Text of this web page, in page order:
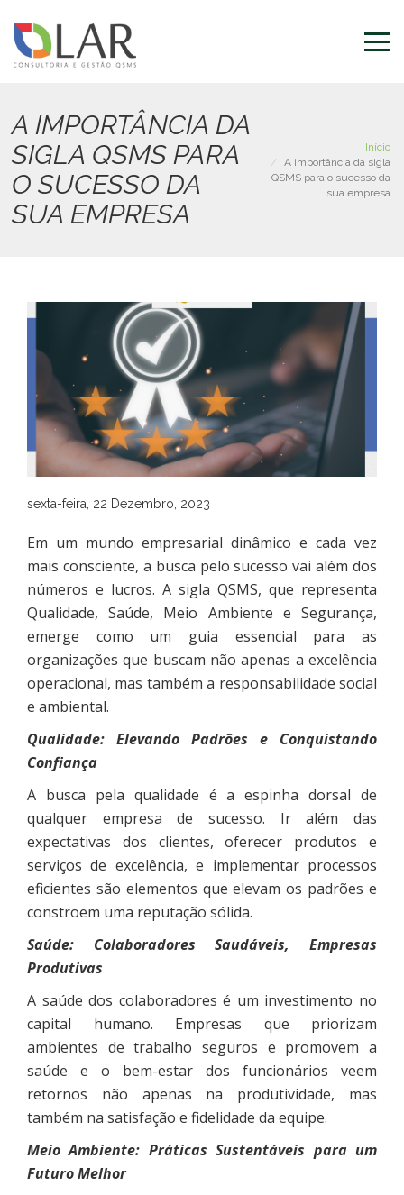
para
conteúdo
A IMPORTÂNCIA DA
SIGLA QSMS PARA
O SUCESSO DA
SUA EMPRESA
Início
A importância da sigla
QSMS para o sucesso da
sua empresa
sexta-feira, 22 Dezembro, 2023
Em um mundo empresarial dinâmico e cada vez
mais consciente, a busca pelo sucesso vai além dos
números e lucros. A sigla QSMS, que representa
Qualidade, Saúde, Meio Ambiente e Segurança,
emerge como um guia essencial para as
organizações que buscam não apenas a excelência
operacional, mas também a responsabilidade social
e ambiental.
Qualidade: Elevando Padrões e Conquistando
Confiança
A busca pela qualidade é a espinha dorsal de
qualquer empresa de sucesso. Ir além das
expectativas dos clientes, oferecer produtos e
serviços de excelência, e implementar processos
eficientes são elementos que elevam os padrões e
constroem uma reputação sólida.
Saúde: Colaboradores Saudáveis, Empresas
Produtivas
A saúde dos colaboradores é um investimento no
capital humano. Empresas que priorizam
ambientes de trabalho seguros e promovem a
saúde e o bem-estar dos funcionários veem
retornos não apenas na produtividade, mas
também na satisfação e fidelidade da equipe.
Meio Ambiente: Práticas Sustentáveis para um
Futuro Melhor